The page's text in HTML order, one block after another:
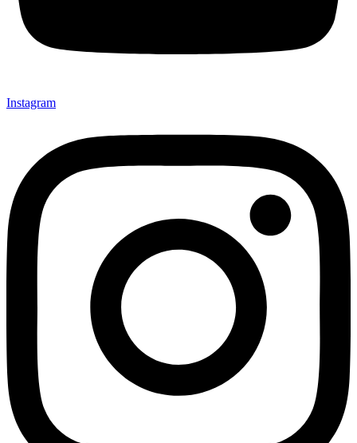
Instagram